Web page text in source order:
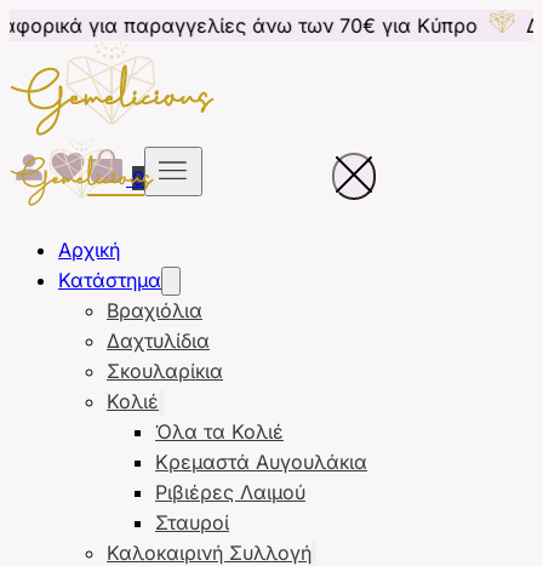
άνω των 70€ για Κύπρο Δωρεάν
0
Αρχική
Κατάστημα
Βραχιόλια
Δαχτυλίδια
Σκουλαρίκια
Κολιέ
Όλα τα Κολιέ
Κρεμαστά Αυγουλάκια
Ριβιέρες Λαιμού
Σταυροί
Καλοκαιρινή Συλλογή